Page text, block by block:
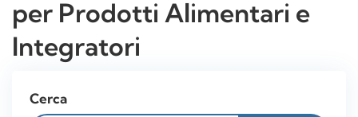
per Prodotti Alimentari e
Integratori
Cerca